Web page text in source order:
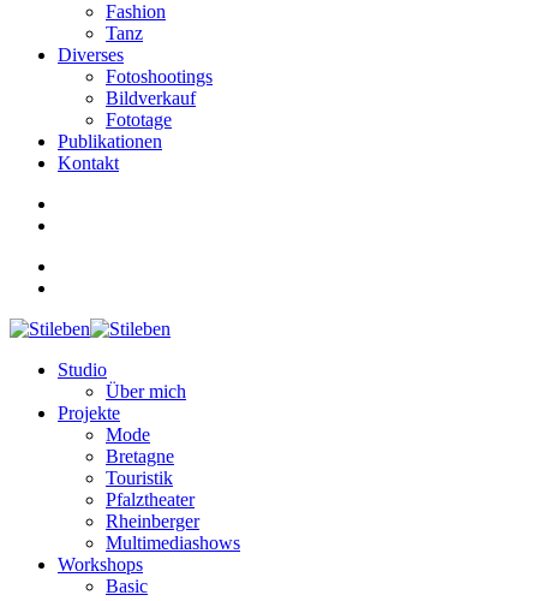
Fashion
Tanz
Diverses
Fotoshootings
Bildverkauf
Fototage
Publikationen
Kontakt
Studio
Über mich
Projekte
Mode
Bretagne
Touristik
Pfalztheater
Rheinberger
Multimediashows
Workshops
Basic